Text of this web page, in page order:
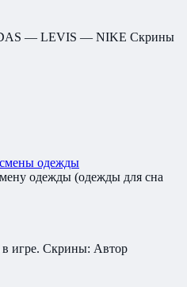
— LEVIS — NIKE Скрины
одежды
одежды (одежды для сна
в игре. Скрины: Автор